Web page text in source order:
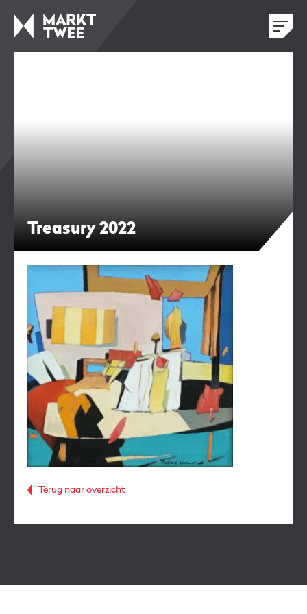
Treasury 2022
Terug naar overzicht